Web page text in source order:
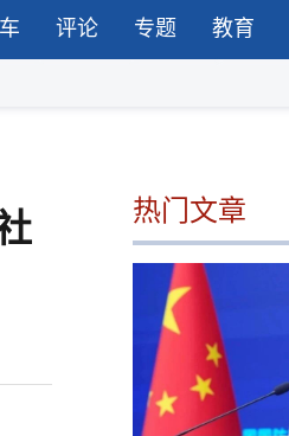
评论 专题 教育
热门文章